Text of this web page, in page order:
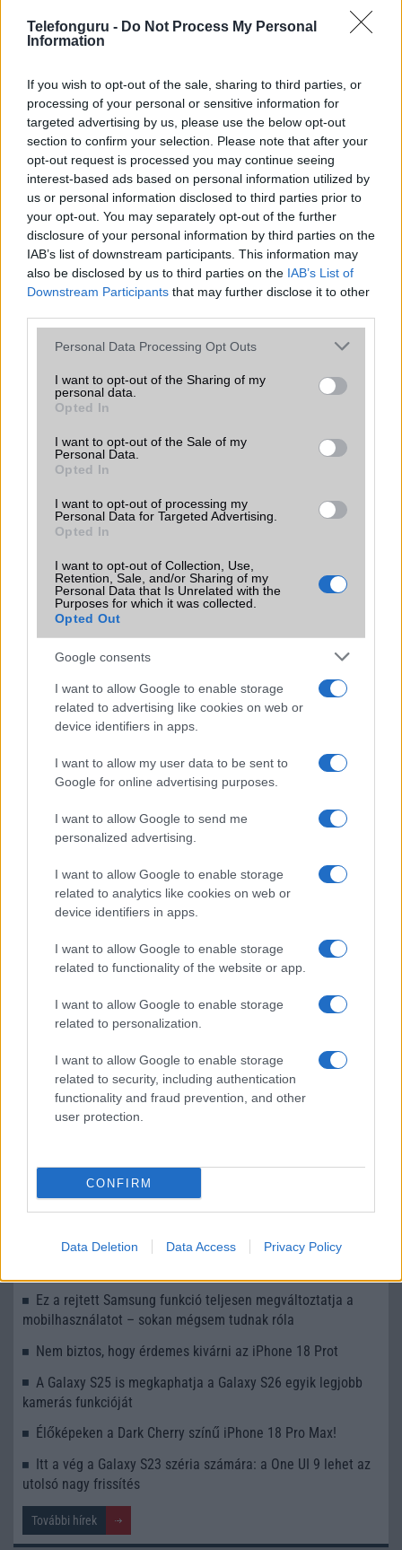
Telefonguru - Do Not Process My Personal
Information
If you wish to opt-out of the sale, sharing to third parties, or
processing of your personal or sensitive information for
targeted advertising by us, please use the below opt-out
section to confirm your selection. Please note that after your
opt-out request is processed you may continue seeing
interest-based ads based on personal information utilized by
us or personal information disclosed to third parties prior to
your opt-out. You may separately opt-out of the further
disclosure of your personal information by third parties on the
IAB’s list of downstream participants. This information may
also be disclosed by us to third parties on the IAB’s List of
Downstream Participants that may further disclose it to other
Please note that this website/app uses one or more Google
not limited to your visit or usage behaviour. You may click to
grant or deny consent to Google and its third-party tags to
use your data for below specified purposes in below Google
consent section.
Personal Data Processing Opt Outs
I want to opt-out of the Sharing of my
personal data.
Opted In
I want to opt-out of the Sale of my
Personal Data.
Opted In
I want to opt-out of processing my
Personal Data for Targeted Advertising.
Opted In
I want to opt-out of Collection, Use,
Retention, Sale, and/or Sharing of my
Personal Data that Is Unrelated with the
Purposes for which it was collected.
Opted Out
Google consents
I want to allow Google to enable storage
related to advertising like cookies on web or
device identifiers in apps.
I want to allow my user data to be sent to
Google for online advertising purposes.
I want to allow Google to send me
personalized advertising.
I want to allow Google to enable storage
related to analytics like cookies on web or
device identifiers in apps.
I want to allow Google to enable storage
related to functionality of the website or app.
I want to allow Google to enable storage
related to personalization.
I want to allow Google to enable storage
related to security, including authentication
functionality and fraud prevention, and other
user protection.
CONFIRM
Data Deletion Data Access Privacy Policy
kamera frissítés után is fennáll.
ára miatt a rajongók
2023.09.26| SamMobile
Még néhány hét van hátra a Galaxy S23 FE megjelenéséig,
de a képek és az összes specifikációja már kiszivárgott.
A Galaxy A55 kijelzője feltörli a padlót
az A54-gyel és az S23 FE-vel
2024.03.21| SamMobile
A Samsung új Galaxy A55 számos fejlesztést hoz a Galaxy
gondolhatnánk, hogy a kijelző nem tartozik ezek közé.
Régebbi csúcsmodellekre már március
végén érkezik a One UI 6.1
A Samsung megerősítette, hogy a One UI 6.1 még ebben a
hónapban megjelenik néhány telefonra és tabletre.
KAPCSOLÓDÓ HÍREK
Lehet, hogy nem a Galaxy S23 FE lesz az egyetlen
Az újonnan felbukkant Samsung Galaxy S23 FE képek
semmit sem bíznak a képzeletre
A Samsung Argentina kiszivárogtatta a következő Fan
Edition termékek teljes kínálatát
Itt vannak az első Samsung Galaxy S23 FE promóciós
Videón a Samsung Galaxy S23 FE az október 4-i
megjelenés előtt
A Samsung Galaxy S23 FE ezen a héten érkezik végre
Európába
További hírek
LEGOLVASOTTABBAK
UI 9 frissítésből – itt a lista az érintett modellekről
iPhone 18 bemutató dátum - ekkor rántja le a leplet az
Apple az új csúcsmobilokról
Az Android rejtett automatizmusai: hat funkció, amely
Ez a rejtett Samsung funkció teljesen megváltoztatja a
mobilhasználatot – sokan mégsem tudnak róla
Nem biztos, hogy érdemes kivárni az iPhone 18 Prot
A Galaxy S25 is megkaphatja a Galaxy S26 egyik legjobb
kamerás funkcióját
Élőképeken a Dark Cherry színű iPhone 18 Pro Max!
Itt a vég a Galaxy S23 széria számára: a One UI 9 lehet az
utolsó nagy frissítés
További hírek